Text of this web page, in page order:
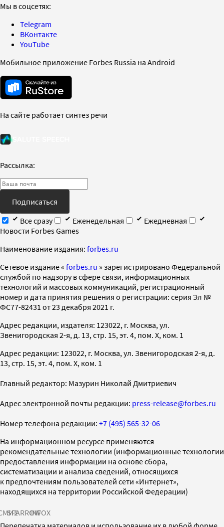
Мы в соцсетях:
Telegram
ВКонтакте
YouTube
Мобильное приложение Forbes Russia на Android
На сайте работает синтез речи
Рассылка:
Подписаться
Все сразу
Еженедельная
Ежедневная
Новости Forbes Games
Наименование издания: forbes.ru
Cетевое издание « forbes.ru » зарегистрировано Федеральной
службой по надзору в сфере связи, информационных
технологий и массовых коммуникаций, регистрационный
номер и дата принятия решения о регистрации: серия Эл №
ФС77-82431 от 23 декабря 2021 г.
Адрес редакции, издателя: 123022, г. Москва, ул.
Звенигородская 2-я, д. 13, стр. 15, эт. 4, пом. X, ком. 1
Адрес редакции: 123022, г. Москва, ул. Звенигородская 2-я, д.
13, стр. 15, эт. 4, пом. X, ком. 1
Главный редактор: Мазурин Николай Дмитриевич
Адрес электронной почты редакции: press-release@forbes.ru
Номер телефона редакции: +7 (495) 565-32-06
На информационном ресурсе применяются
рекомендательные технологии (информационные технологии
предоставления информации на основе сбора,
систематизации и анализа сведений, относящихся
к предпочтениям пользователей сети «Интернет»,
находящихся на территории Российской Федерации)
SPARROWINFOX